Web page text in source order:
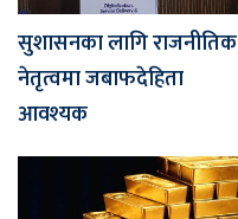
सुशासनका लागि राजनीतिक
नेतृत्वमा जबाफदेहिता
आवश्यक